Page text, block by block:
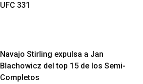
UFC 331
Navajo Stirling expulsa a Jan
Blachowicz del top 15 de los Semi-
Completos